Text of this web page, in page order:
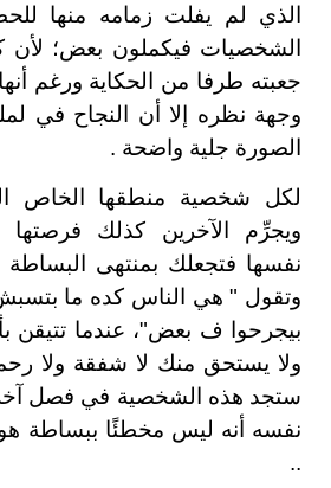
الذي لم يفلت زمامه منها
الشخصيات فيكملون بعض؛ لأن
جعبته طرفا من الحكاية ورغم
وجهة نظره إلا أن النجاح في
الصورة جلية واضحة .
لكل شخصية منطقها الخاص
ويجرِّم الآخرين كذلك فرصتها
نفسها فتجعلك بمنتهى البساطة
وتقول " هي الناس كده ما
بيجرحوا ف بعض"، عندما
ولا يستحق منك لا شفقة ولا
ستجد هذه الشخصية في فصل
نفسه أنه ليس مخطئًا ببساطة هو
..